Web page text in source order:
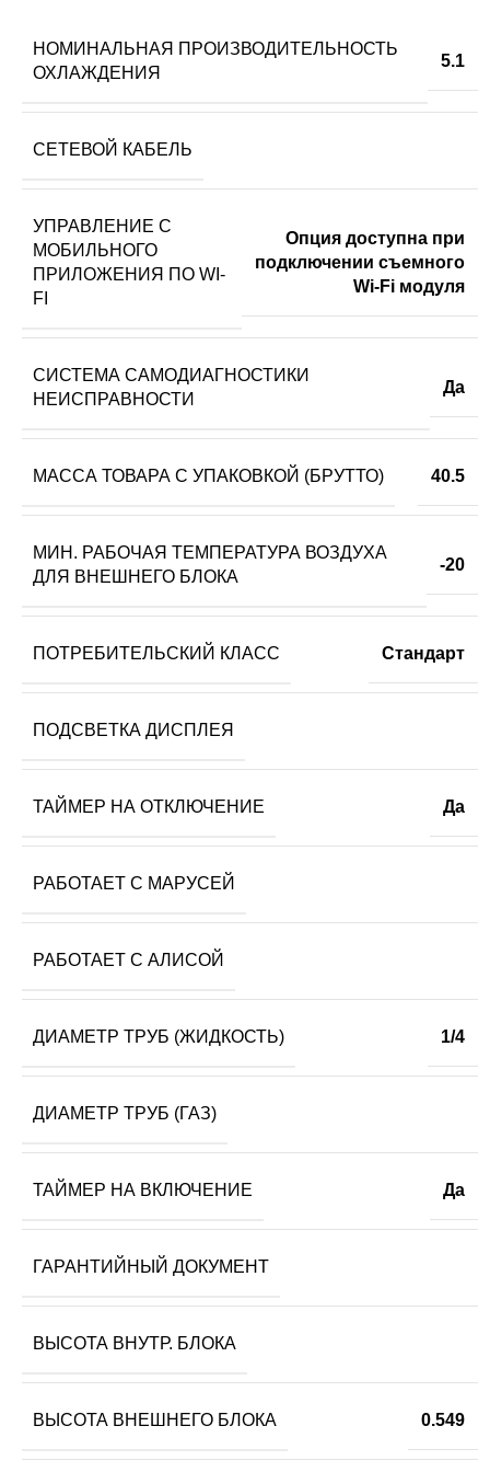
НОМИНАЛЬНАЯ ПРОИЗВОДИТЕЛЬНОСТЬ
ОХЛАЖДЕНИЯ
5.1
СЕТЕВОЙ КАБЕЛЬ
УПРАВЛЕНИЕ C
МОБИЛЬНОГО
ПРИЛОЖЕНИЯ ПО WI-
FI
Опция доступна при
подключении съемного
Wi-Fi модуля
СИСТЕМА САМОДИАГНОСТИКИ
НЕИСПРАВНОСТИ
Да
МАССА ТОВАРА С УПАКОВКОЙ (БРУТТО) 40.5
МИН. РАБОЧАЯ ТЕМПЕРАТУРА ВОЗДУХА
ДЛЯ ВНЕШНЕГО БЛОКА
-20
ПОТРЕБИТЕЛЬСКИЙ КЛАСС Стандарт
ПОДСВЕТКА ДИСПЛЕЯ
ТАЙМЕР НА ОТКЛЮЧЕНИЕ Да
РАБОТАЕТ С МАРУСЕЙ
РАБОТАЕТ С АЛИСОЙ
ДИАМЕТР ТРУБ (ЖИДКОСТЬ) 1/4
ДИАМЕТР ТРУБ (ГАЗ)
ТАЙМЕР НА ВКЛЮЧЕНИЕ Да
ГАРАНТИЙНЫЙ ДОКУМЕНТ
ВЫСОТА ВНУТР. БЛОКА
ВЫСОТА ВНЕШНЕГО БЛОКА 0.549